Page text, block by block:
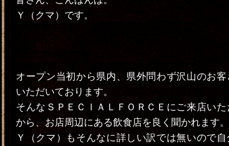
Ｙ（クマ）です。
オープン当初から県内、県外問わず沢山のお
いただいております。
そんなＳＰＥＣＩＡＬＦＯＲＣＥにご来店い
から、お店周辺にある飲食店を良く聞かれます。
Ｙ（クマ）もそんなに詳しい訳では無いので